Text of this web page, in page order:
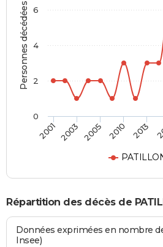
Personnes décédées
2001 2003 2005 2010 2013
0
2
4
6
Répartition des décès de
Données exprimées en nombre
Insee)